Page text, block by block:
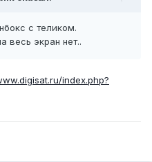
с теликом.
весь экран нет..
index.php?